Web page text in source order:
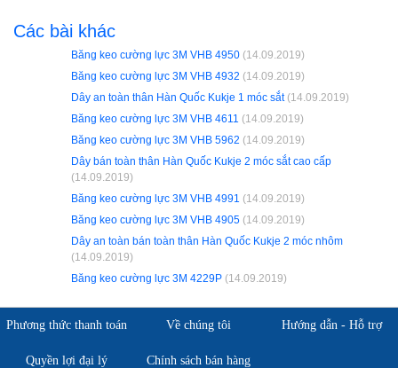
Các bài khác
Băng keo cường lực 3M VHB 4950 (14.09.2019)
Băng keo cường lực 3M VHB 4932 (14.09.2019)
Dây an toàn thân Hàn Quốc Kukje 1 móc sắt(14.09.2019)
Băng keo cường lực 3M VHB 4611 (14.09.2019)
Băng keo cường lực 3M VHB 5962 (14.09.2019)
Dây bán toàn thân Hàn Quốc Kukje 2 móc sắt cao cấp
(14.09.2019)
Băng keo cường lực 3M VHB 4991 (14.09.2019)
Băng keo cường lực 3M VHB 4905 (14.09.2019)
Dây an toàn bán toàn thân Hàn Quốc Kukje 2 móc nhôm
(14.09.2019)
Băng keo cường lực 3M 4229P (14.09.2019)
Phương thức thanh toán Về chúng tôi Hướng dẫn - Hỗ trợ
Quyền lợi đại lý Chính sách bán hàng